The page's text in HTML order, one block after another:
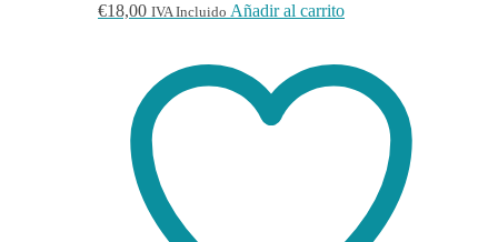
€18,00 IVA Incluido Añadir al carrito